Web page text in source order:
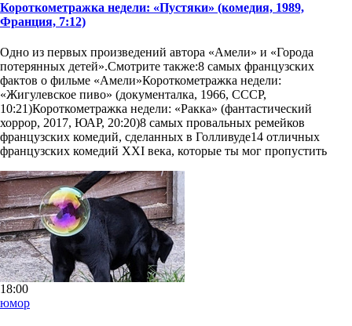
Короткометражка недели: «Пустяки» (комедия, 1989,
Франция, 7:12)
Одно из первых произведений автора «Амели» и «Города
потерянных детей».Смотрите также:8 самых французских
фактов о фильме «Амели»Короткометражка недели:
«Жигулевское пиво­» (документалка, 1966, СССР,
10:21)Короткометражка недели: «Ракка­» (фантастический
хоррор, 2017, ЮАР, 20:20)8 самых провальных ремейков
французских комедий, сделанных в Голливуде14 отличных
французских комедий XXI века, которые ты мог пропустить
18:00
юмор